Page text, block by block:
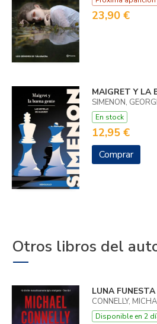
23,90 €
MAIGRET Y LA
SIMENON,
En stock
12,95 €
Comprar
Otros libros del
LUNA FUNESTA
CONNELLY,
Disponible en 2